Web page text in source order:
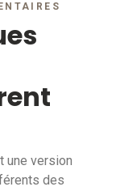
une version
des